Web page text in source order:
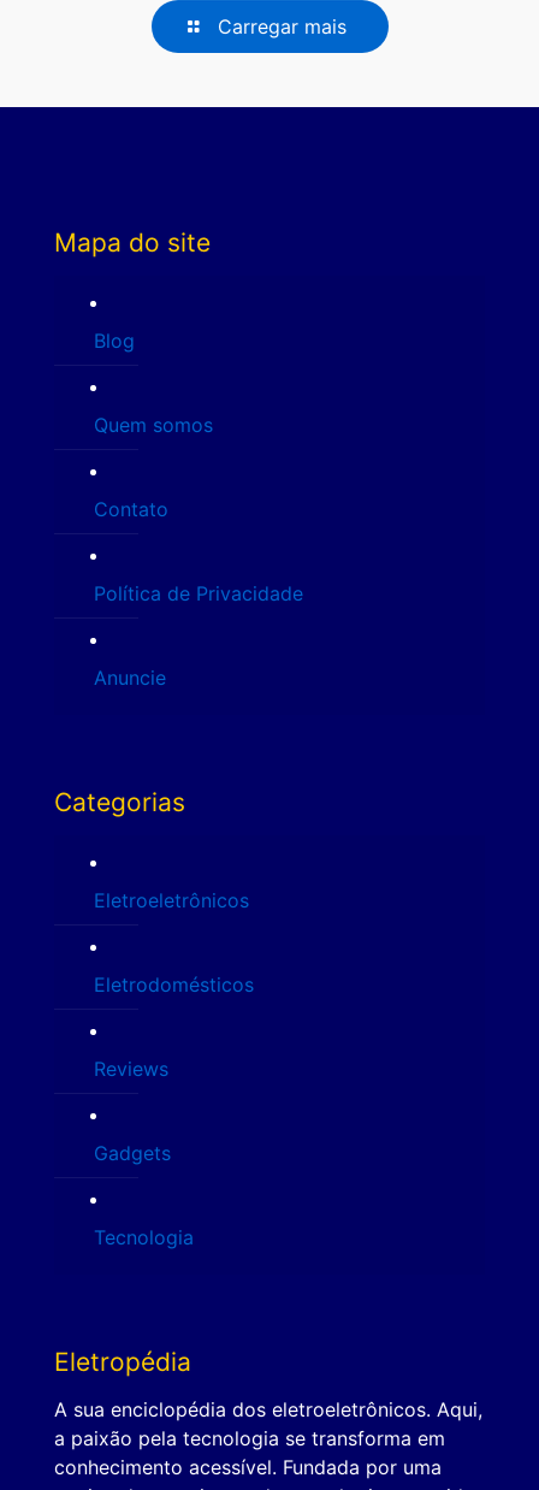
Carregar mais
Mapa do site
Blog
Quem somos
Contato
Política de Privacidade
Anuncie
Categorias
Eletroeletrônicos
Eletrodomésticos
Reviews
Gadgets
Tecnologia
Eletropédia
A sua enciclopédia dos eletroeletrônicos. Aqui,
a paixão pela tecnologia se transforma em
conhecimento acessível. Fundada por uma